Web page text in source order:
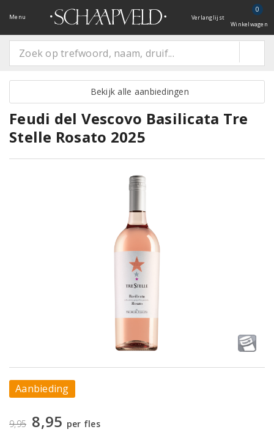
Menu Verlanglijst
0
Winkelwagen
Bekijk alle aanbiedingen
Feudi del Vescovo Basilicata Tre
Stelle Rosato 2025
Aanbieding
9,95 8,95 per fles